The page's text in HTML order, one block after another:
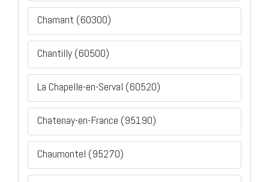
Chamant (60300)
Chantilly (60500)
La Chapelle-en-Serval (60520)
Chatenay-en-France (95190)
Chaumontel (95270)